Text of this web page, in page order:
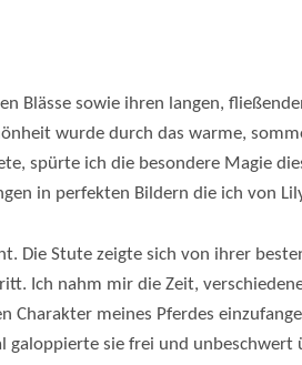
Blässe sowie ihren langen,
wurde durch das warme,
spürte ich die besondere Magie
in perfekten Bildern die ich von
Die Stute zeigte sich von ihrer
Ich nahm mir die Zeit,
Charakter meines Pferdes
sie frei und unbeschwert